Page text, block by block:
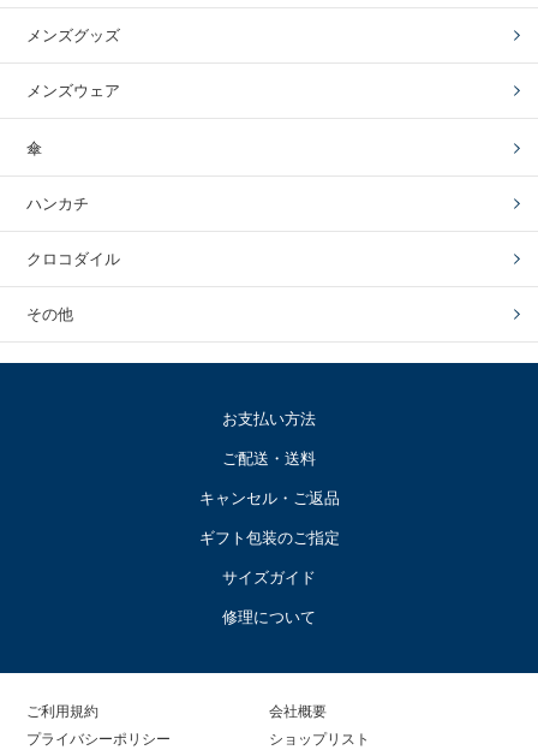
メンズグッズ
メンズウェア
傘
ハンカチ
クロコダイル
その他
お支払い方法
ご配送・送料
キャンセル・ご返品
ギフト包装のご指定
サイズガイド
修理について
ご利用規約
プライバシーポリシー
会社概要
ショップリスト